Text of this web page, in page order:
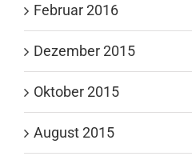
Februar 2016
Dezember 2015
Oktober 2015
August 2015